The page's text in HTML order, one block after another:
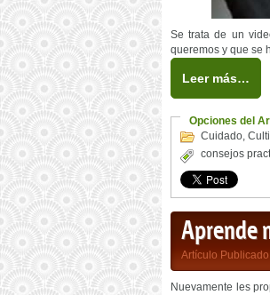
Se trata de un
queremos y que se
Leer más…
Opciones del
Cuidado,
consejos
Aprende
Artículo
Nuevamente les